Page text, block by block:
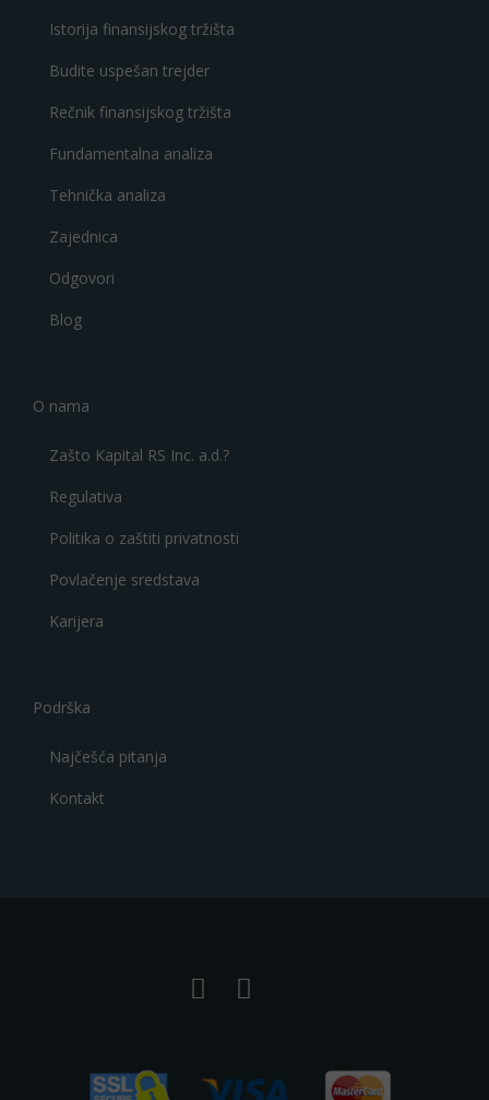
Istorija finansijskog tržišta
Budite uspešan trejder
Rečnik finansijskog tržišta
Fundamentalna analiza
Tehnička analiza
Zajednica
Odgovori
Blog
O nama
Zašto Kapital RS Inc. a.d.?
Regulativa
Politika o zaštiti privatnosti
Povlačenje sredstava
Karijera
Podrška
Najčešća pitanja
Kontakt